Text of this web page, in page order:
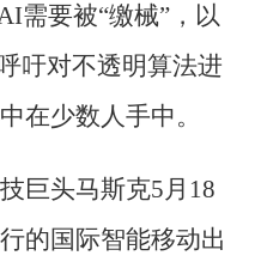
需要被“缴械”，以
吁对不透明算法进
在少数人手中。
巨头马斯克5月18
的国际智能移动出